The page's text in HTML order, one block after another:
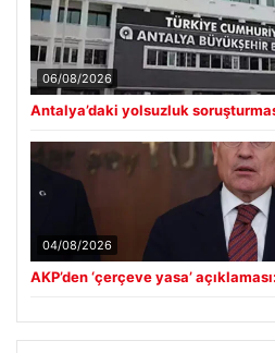
06/08/2026
Antalya’daki yolsuzluk
04/08/2026
AKP’den ‘çerçeve yasa’